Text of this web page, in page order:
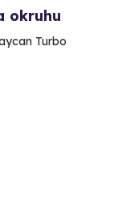
okruhu
Turbo